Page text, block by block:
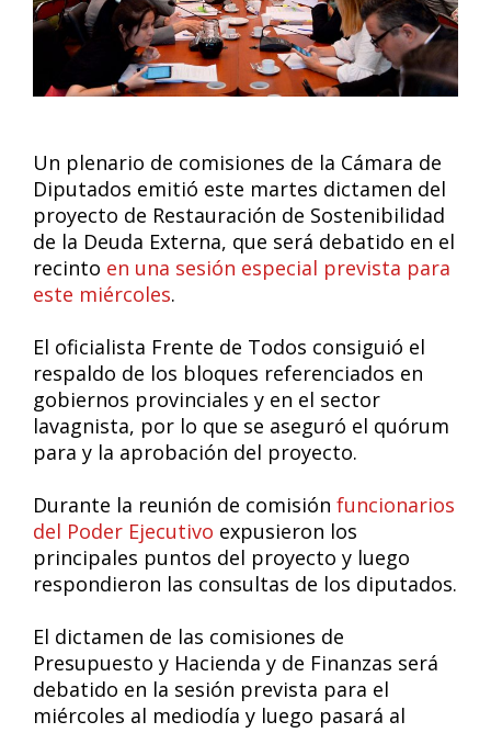
Un plenario de comisiones de la Cámara de
Diputados emitió este martes dictamen del
proyecto de Restauración de Sostenibilidad
de la Deuda Externa, que será debatido en el
recinto en una sesión especial prevista para
este miércoles.
El oficialista Frente de Todos consiguió el
respaldo de los bloques referenciados en
gobiernos provinciales y en el sector
lavagnista, por lo que se aseguró el quórum
para y la aprobación del proyecto.
Durante la reunión de comisión funcionarios
del Poder Ejecutivo expusieron los
principales puntos del proyecto y luego
respondieron las consultas de los diputados.
El dictamen de las comisiones de
Presupuesto y Hacienda y de Finanzas será
debatido en la sesión prevista para el
miércoles al mediodía y luego pasará al